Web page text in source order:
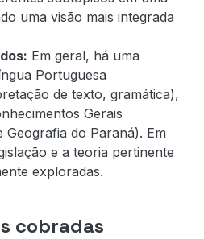
uma visão mais integrada
Em geral, há uma
Portuguesa
de texto, gramática),
Gerais
Geografia do Paraná). Em
e a teoria pertinente
exploradas.
cobradas